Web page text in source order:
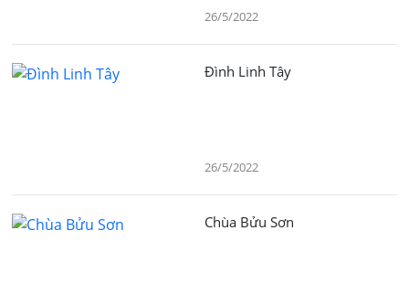
26/5/2022
Đình Linh Tây
26/5/2022
Chùa Bửu Sơn